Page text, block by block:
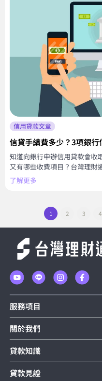
信用貸款文章
信貸手續費多少？3項銀
知道向銀行申辦信用貸款會收
又有哪些收費項目？台灣理財
了解更多
1 2 3 4
服務項目
關於我們
貸款知識
貸款見證